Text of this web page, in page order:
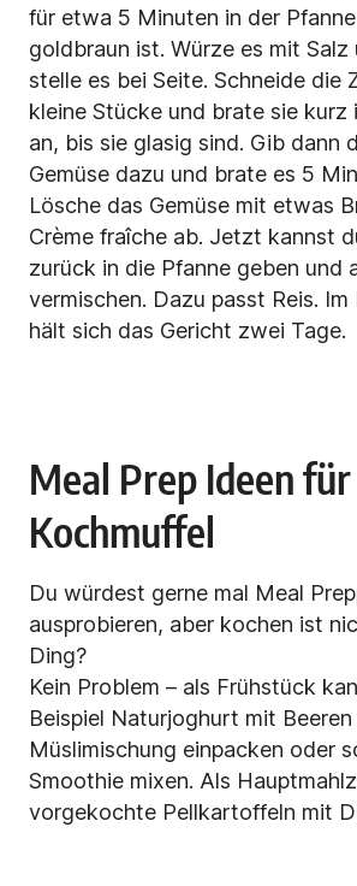
für etwa 5 Minuten in der Pfanne
goldbraun ist. Würze es mit Salz
stelle es bei Seite. Schneide die
kleine Stücke und brate sie kurz
an, bis sie glasig sind. Gib dann
Gemüse dazu und brate es 5
Lösche das Gemüse mit etwas
Crème fraîche ab. Jetzt kannst
zurück in die Pfanne geben und
vermischen. Dazu passt Reis. Im
hält sich das Gericht zwei Tage.
Meal Prep Ideen für
Kochmuffel
Du würdest gerne mal Meal
ausprobieren, aber kochen ist
Ding?
Kein Problem – als Frühstück
Beispiel Naturjoghurt mit
Müslimischung einpacken oder
Smoothie mixen. Als
vorgekochte Pellkartoffeln mit